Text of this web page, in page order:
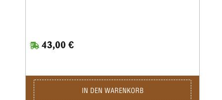
43,00 €
IN DEN WARENKORB